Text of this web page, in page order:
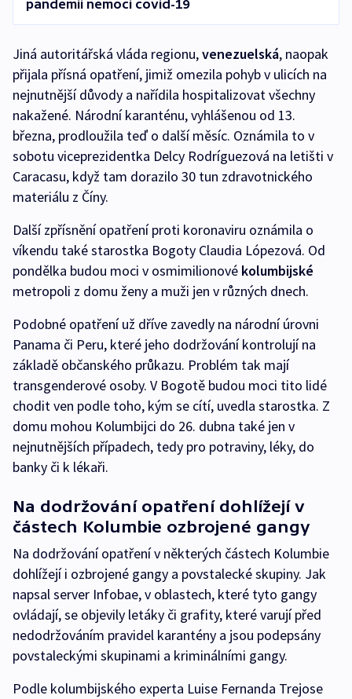
pandemii nemoci covid-19
Jiná autoritářská vláda regionu,venezuelská, naopak
přijala přísná opatření, jimiž omezila pohyb v ulicích na
nejnutnější důvody a nařídila hospitalizovat všechny
nakažené. Národní karanténu, vyhlášenou od 13.
března, prodloužila teď o další měsíc. Oznámila to v
sobotu viceprezidentka Delcy Rodríguezová na letišti v
Caracasu, když tam dorazilo 30 tun zdravotnického
materiálu z Číny.
Další zpřísnění opatření proti koronaviru oznámila o
víkendu také starostka Bogoty Claudia Lópezová. Od
pondělka budou moci v osmimilionové kolumbijské
metropoli z domu ženy a muži jen v různých dnech.
Podobné opatření už dříve zavedly na národní úrovni
Panama či Peru, které jeho dodržování kontrolují na
základě občanského průkazu. Problém tak mají
transgenderové osoby. V Bogotě budou moci tito lidé
chodit ven podle toho, kým se cítí, uvedla starostka. Z
domu mohou Kolumbijci do 26. dubna také jen v
nejnutnějších případech, tedy pro potraviny, léky, do
banky či k lékaři.
Na dodržování opatření dohlížejí v
částech Kolumbie ozbrojené gangy
Na dodržování opatření v některých částech Kolumbie
dohlížejí i ozbrojené gangy a povstalecké skupiny. Jak
napsal server Infobae, v oblastech, které tyto gangy
ovládají, se objevily letáky či grafity, které varují před
nedodržováním pravidel karantény a jsou podepsány
povstaleckými skupinami a kriminálními gangy.
Podle kolumbijského experta Luise Fernanda Trejose